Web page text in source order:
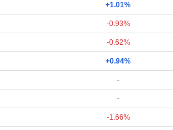
+1.01%
-0.93%
-0.62%
+0.94%
-
-
-1.66%